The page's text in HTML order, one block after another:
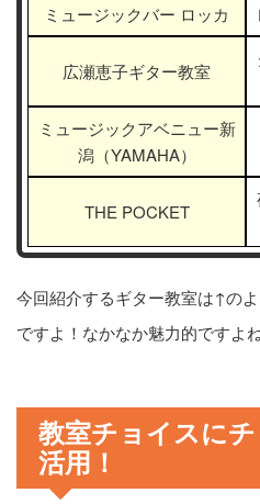
ミュージックバー ロッカ
広瀬恵子ギター教室
ミュージックアベニュー新
潟（YAMAHA）
THE POCKET
今回紹介するギター教室は↑の
ですよ！なかなか魅力的ですよね
教室チョイスに
活用！